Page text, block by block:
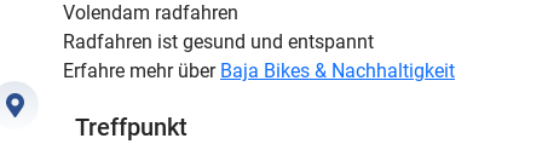
Volendam radfahren
Radfahren ist gesund und entspannt
Erfahre mehr über Baja Bikes & Nachhaltigkeit
Treffpunkt